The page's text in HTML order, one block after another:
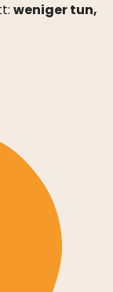
weniger tun,